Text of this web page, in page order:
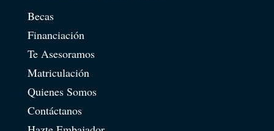
Becas
Financiación
Te Asesoramos
Matriculación
Quienes Somos
Contáctanos